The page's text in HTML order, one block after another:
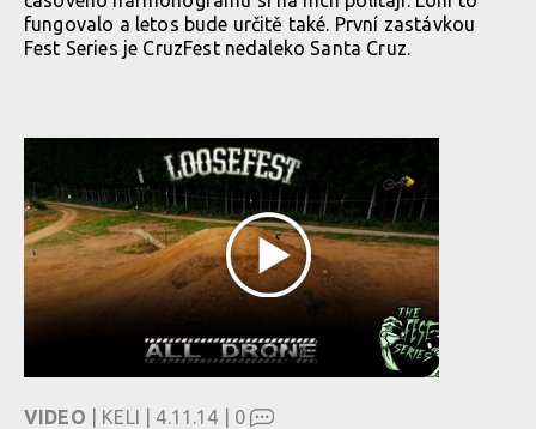
fungovalo a letos bude určitě také. První zastávkou
Fest Series je CruzFest nedaleko Santa Cruz.
VIDEO | KELI | 4.11.14 | 0